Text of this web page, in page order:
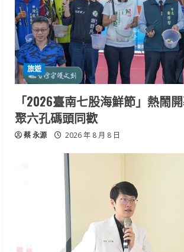
旅遊
「2026臺南七股海鮮節」熱鬧
聚六孔碼頭同歡
蔡 永源 2026 年 8 月 8 日